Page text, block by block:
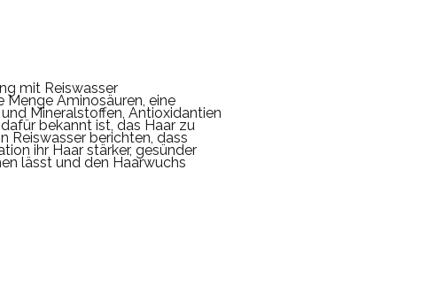
mit Reiswasser
Menge Aminosäuren, eine
Mineralstoffen, Antioxidantien
bekannt ist, das Haar zu
Reiswasser berichten, dass
ihr Haar stärker, gesünder
lässt und den Haarwuchs